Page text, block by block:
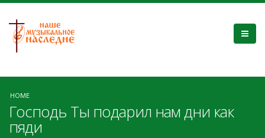
HOME
Господь Ты подарил нам дни как
пяди